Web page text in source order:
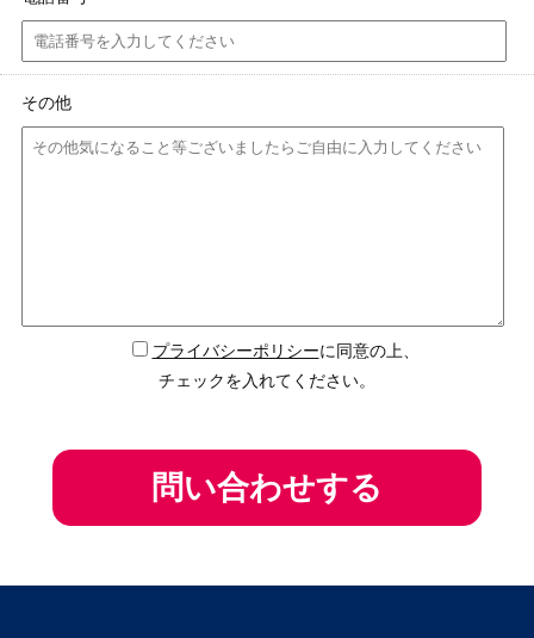
その他
プライバシーポリシーに同意の上、
チェックを入れてください。